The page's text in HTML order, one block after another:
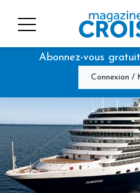
Abonnez-vous
Connexion /